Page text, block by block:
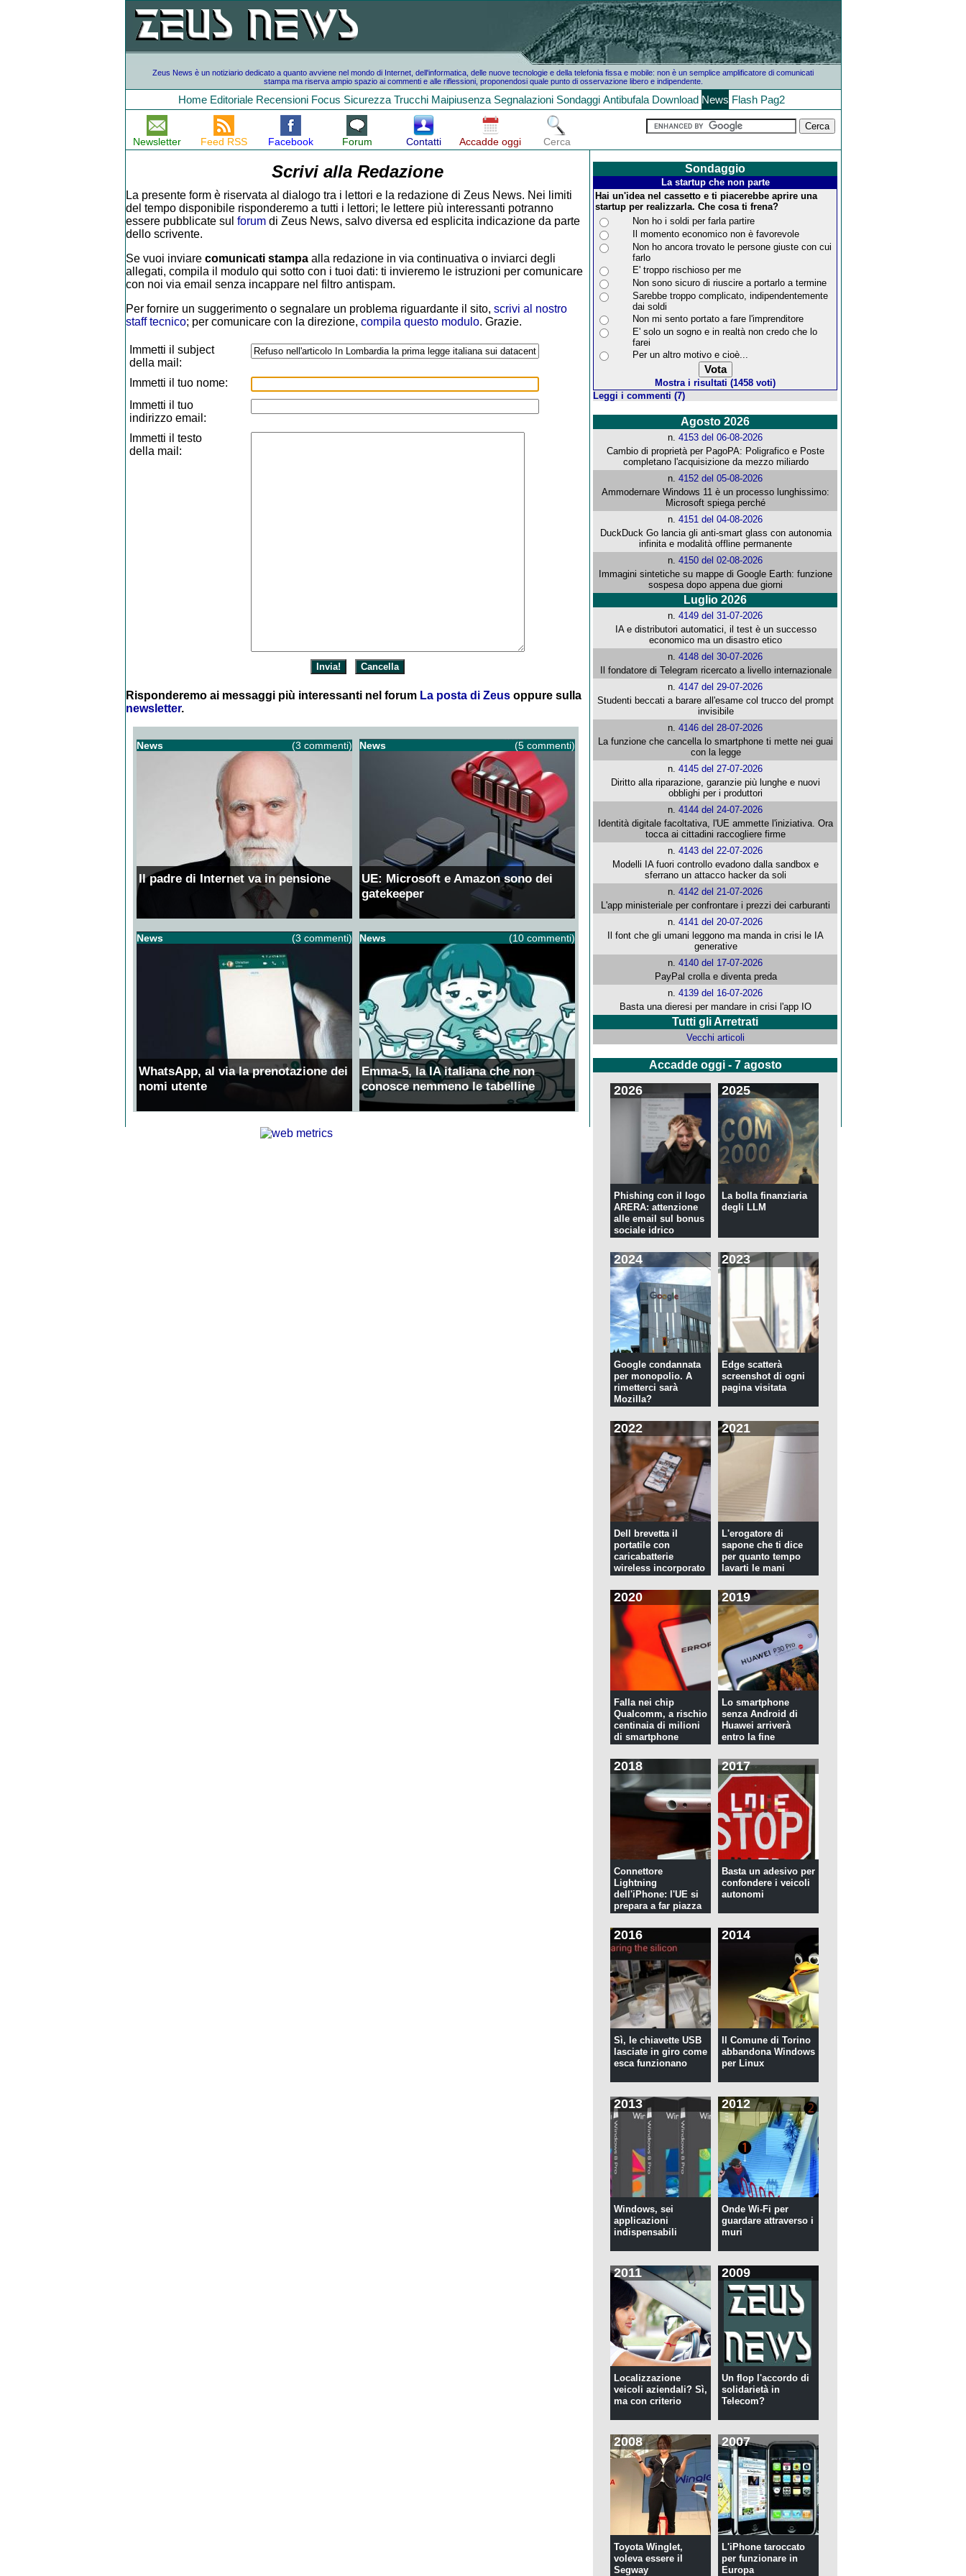
Zeus News è un notiziario dedicato a quanto avviene nel mondo di Internet, dell'informatica, delle nuove tecnologie e della telefonia fissa e mobile: non è un semplice amplificatore di comunicati
stampa ma riserva ampio spazio ai commenti e alle riflessioni, proponendosi quale punto di osservazione libero e indipendente.
Home Editoriale Recensioni Focus Sicurezza Trucchi Maipiusenza Segnalazioni Sondaggi Antibufala Download News Flash Pag2
Newsletter Feed RSS Facebook Forum Contatti Accadde oggi Cerca
Scrivi alla Redazione
La presente form è riservata al dialogo tra i lettori e la redazione di Zeus News. Nei limiti
del tempo disponibile risponderemo a tutti i lettori; le lettere più interessanti potranno
essere pubblicate sul forumdi Zeus News, salvo diversa ed esplicita indicazione da parte
dello scrivente.
Se vuoi inviare comunicati stampaalla redazione in via continuativa o inviarci degli
allegati, compila il modulo qui sotto con i tuoi dati: ti invieremo le istruzioni per comunicare
con noi via email senza incappare nel filtro antispam.
Per fornire un suggerimento o segnalare un problema riguardante il sito, scrivi al nostro
staff tecnico; per comunicare con la direzione, compila questo modulo. Grazie.
Immetti il subject
della mail:
Immetti il tuo nome:
Immetti il tuo
indirizzo email:
Immetti il testo
della mail:
Risponderemo ai messaggi più interessanti nel forum La posta di Zeusoppure sulla
newsletter.
Sondaggio
La startup che non parte
Hai un'idea nel cassetto e ti piacerebbe aprire una
startup per realizzarla. Che cosa ti frena?
Non ho i soldi per farla partire
Il momento economico non è favorevole
Non ho ancora trovato le persone giuste con cui
farlo
E' troppo rischioso per me
Non sono sicuro di riuscire a portarlo a termine
Sarebbe troppo complicato, indipendentemente
dai soldi
Non mi sento portato a fare l'imprenditore
E' solo un sogno e in realtà non credo che lo
farei
Per un altro motivo e cioè...
Mostra i risultati (1458 voti)
Leggi i commenti (7)
Agosto 2026
n.4153 del 06-08-2026
Cambio di proprietà per PagoPA: Poligrafico e Poste
completano l'acquisizione da mezzo miliardo
n.4152 del 05-08-2026
Ammodernare Windows 11 è un processo lunghissimo:
Microsoft spiega perché
n.4151 del 04-08-2026
DuckDuck Go lancia gli anti-smart glass con autonomia
infinita e modalità offline permanente
n.4150 del 02-08-2026
Immagini sintetiche su mappe di Google Earth: funzione
sospesa dopo appena due giorni
Luglio 2026
n.4149 del 31-07-2026
IA e distributori automatici, il test è un successo
economico ma un disastro etico
n.4148 del 30-07-2026
Il fondatore di Telegram ricercato a livello internazionale
n.4147 del 29-07-2026
Studenti beccati a barare all'esame col trucco del prompt
invisibile
n.4146 del 28-07-2026
La funzione che cancella lo smartphone ti mette nei guai
con la legge
n.4145 del 27-07-2026
Diritto alla riparazione, garanzie più lunghe e nuovi
obblighi per i produttori
n.4144 del 24-07-2026
Identità digitale facoltativa, l'UE ammette l'iniziativa. Ora
tocca ai cittadini raccogliere firme
n.4143 del 22-07-2026
Modelli IA fuori controllo evadono dalla sandbox e
sferrano un attacco hacker da soli
n.4142 del 21-07-2026
L'app ministeriale per confrontare i prezzi dei carburanti
n.4141 del 20-07-2026
Il font che gli umani leggono ma manda in crisi le IA
generative
n.4140 del 17-07-2026
PayPal crolla e diventa preda
n.4139 del 16-07-2026
Basta una dieresi per mandare in crisi l'app IO
Tutti gli Arretrati
Vecchi articoli
Accadde oggi - 7 agosto
2026
Phishing con il logo
ARERA: attenzione
alle email sul bonus
sociale idrico
2025
La bolla finanziaria
degli LLM
2024
Google condannata
per monopolio. A
rimetterci sarà
Mozilla?
2023
Edge scatterà
screenshot di ogni
pagina visitata
2022
Dell brevetta il
portatile con
caricabatterie
wireless incorporato
2021
L'erogatore di
sapone che ti dice
per quanto tempo
lavarti le mani
2020
Falla nei chip
Qualcomm, a rischio
centinaia di milioni
di smartphone
2019
Lo smartphone
senza Android di
Huawei arriverà
entro la fine
2018
Connettore
Lightning
dell'iPhone: l'UE si
prepara a far piazza
2017
Basta un adesivo per
confondere i veicoli
autonomi
2016
Sì, le chiavette USB
lasciate in giro come
esca funzionano
2014
Il Comune di Torino
abbandona Windows
per Linux
2013
Windows, sei
applicazioni
indispensabili
2012
Onde Wi-Fi per
guardare attraverso i
muri
2011
Localizzazione
veicoli aziendali? Sì,
ma con criterio
2009
Un flop l'accordo di
solidarietà in
Telecom?
2008
Toyota Winglet,
voleva essere il
Segway
2007
L'iPhone taroccato
per funzionare in
Europa
News (3 commenti)
Il padre di Internet va in pensione
News (5 commenti)
UE: Microsoft e Amazon sono dei
gatekeeper
News (3 commenti)
WhatsApp, al via la prenotazione dei
nomi utente
News (10 commenti)
Emma-5, la IA italiana che non
conosce nemmeno le tabelline